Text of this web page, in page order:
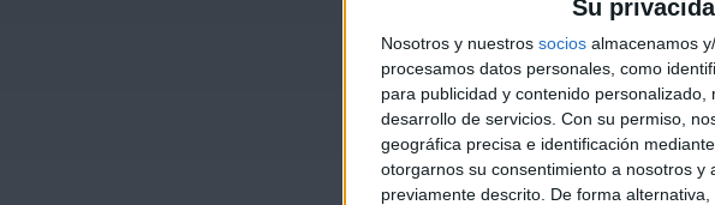
Su
Nosotros y nuestros socios almacenamos
procesamos datos personales, como
para publicidad y contenido
desarrollo de servicios. Con su permiso,
geográfica precisa e identificación
otorgarnos su consentimiento a nosotros
previamente descrito. De forma